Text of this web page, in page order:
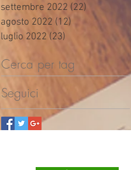
settembre 2022 (22) 22 post
agosto 2022 (12) 12 post
luglio 2022 (23)
Cerca per tag
Seguici